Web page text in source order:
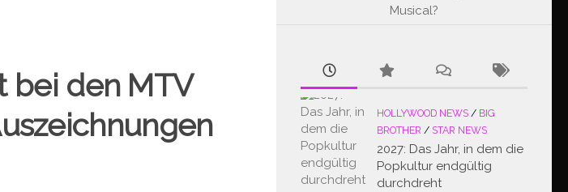
bei den MTV
Musical?
HOLLYWOOD NEWS / BIG
BROTHER / STAR NEWS
2027: Das Jahr, in dem die
Popkultur endgültig
durchdreht